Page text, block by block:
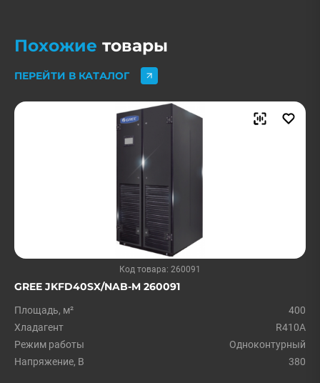
Похожие товары
ПЕРЕЙТИ В КАТАЛОГ
Код товара: 260091
GREE JKFD40SX/NAB-M 260091
Площадь, м²
400
Хладагент
R410A
Режим работы
Одноконтурный
Напряжение, В
380